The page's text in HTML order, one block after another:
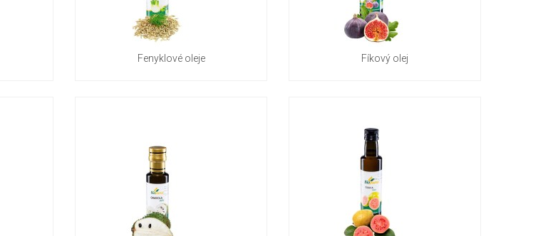
Fenyklové oleje Fíkový olej